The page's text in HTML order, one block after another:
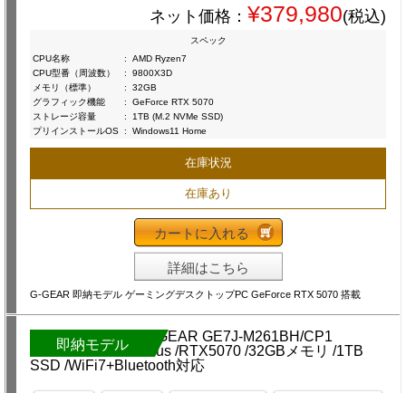
ネット価格： ¥379,980(税込)
スペック
CPU名称
:
AMD Ryzen7
CPU型番（周波数）
:
9800X3D
メモリ（標準）
:
32GB
グラフィック機能
:
GeForce RTX 5070
ストレージ容量
:
1TB (M.2 NVMe SSD)
プリインストールOS : Windows11 Home
在庫状況
在庫あり
カートに入れる
詳細はこちら
G-GEAR 即納モデル ゲーミングデスクトップPC GeForce RTX 5070 搭載
即納モデル